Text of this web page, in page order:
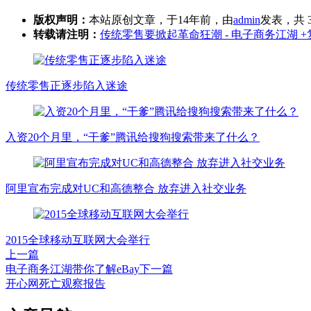
版权声明： 本站原创文章，于14年前，由admin发表，共
转载请注明： 传统零售要掀起革命狂潮 - 电子商务江湖 +
传统零售正逐步陷入迷途
入资20个月里，“干爹”腾讯给搜狗搜索带来了什么？
阿里宣布完成对UC和高德整合 放弃进入社交业务
2015全球移动互联网大会举行
上一篇
电子商务江湖带你了解eBay下一篇
开心网死亡观察报告